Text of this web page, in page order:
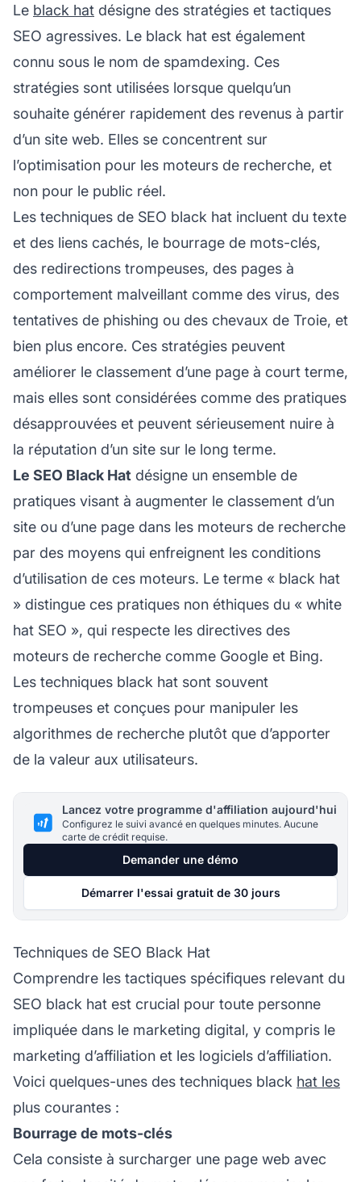
Le black hat désigne des stratégies et tactiques
SEO agressives. Le black hat est également
connu sous le nom de spamdexing. Ces
stratégies sont utilisées lorsque quelqu’un
souhaite générer rapidement des revenus à partir
d’un site web. Elles se concentrent sur
l’optimisation pour les moteurs de recherche, et
non pour le public réel.
Les techniques de SEO black hat incluent du texte
et des liens cachés, le bourrage de mots-clés,
des redirections trompeuses, des pages à
comportement malveillant comme des virus, des
tentatives de phishing ou des chevaux de Troie, et
bien plus encore. Ces stratégies peuvent
améliorer le classement d’une page à court terme,
mais elles sont considérées comme des pratiques
désapprouvées et peuvent sérieusement nuire à
la réputation d’un site sur le long terme.
Le SEO Black Hat désigne un ensemble de
pratiques visant à augmenter le classement d’un
site ou d’une page dans les moteurs de recherche
par des moyens qui enfreignent les conditions
d’utilisation de ces moteurs. Le terme « black hat
» distingue ces pratiques non éthiques du « white
hat SEO », qui respecte les directives des
moteurs de recherche comme Google et Bing.
Les techniques black hat sont souvent
trompeuses et conçues pour manipuler les
algorithmes de recherche plutôt que d’apporter
de la valeur aux utilisateurs.
Lancez votre programme d'affiliation aujourd'hui
Configurez le suivi avancé en quelques minutes. Aucune
carte de crédit requise.
Demander une démo
Démarrer l'essai gratuit de 30 jours
Techniques de SEO Black Hat
Comprendre les tactiques spécifiques relevant du
SEO black hat est crucial pour toute personne
impliquée dans le marketing digital, y compris le
marketing d’affiliation et les logiciels d’affiliation.
Voici quelques-unes des techniques black hat les
plus courantes :
Bourrage de mots-clés
Cela consiste à surcharger une page web avec